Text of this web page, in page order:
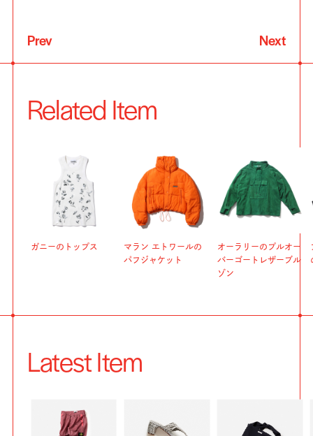
Prev Next
Related Item
ガニーのトップス
マラン エトワールの
パフジャケット
オーラリーのプルオー
バーゴートレザーブル
ゾン
Latest Item